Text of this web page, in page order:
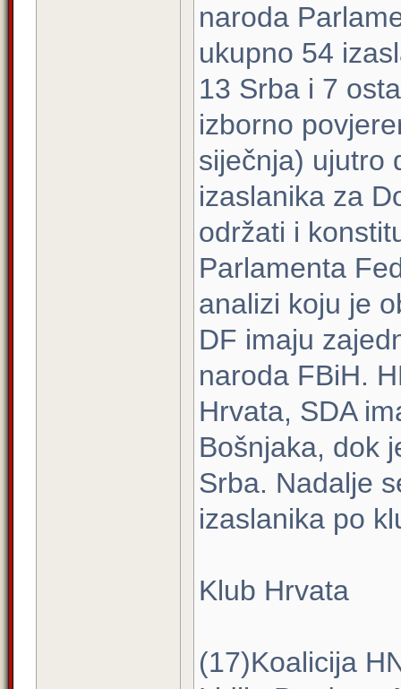
naroda
ukupno 54
13 Srba i 7
izborno
siječnja) ujutro
izaslanika za
održati i
Parlamenta
analizi koju je
DF imaju
naroda FBiH.
Hrvata, SDA
Bošnjaka, dok
Srba. Nadalje
izaslanika po
Klub Hrvata
(17)Koalicija